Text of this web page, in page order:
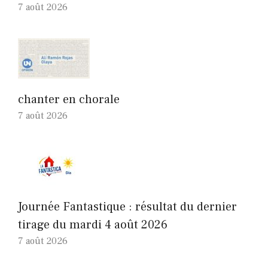
7 août 2026
chanter en chorale
7 août 2026
Journée Fantastique : résultat du dernier
tirage du mardi 4 août 2026
7 août 2026